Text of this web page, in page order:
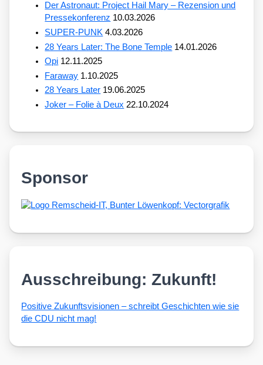
Der Astronaut: Project Hail Mary – Rezension und
Pressekonferenz 10.03.2026
SUPER-PUNK 4.03.2026
28 Years Later: The Bone Temple 14.01.2026
Opi 12.11.2025
Faraway 1.10.2025
28 Years Later 19.06.2025
Joker – Folie à Deux 22.10.2024
Sponsor
Ausschreibung: Zukunft!
Posi­ti­ve Zukunfts­vi­sio­nen – schreibt Geschich­ten wie sie
die CDU nicht mag!